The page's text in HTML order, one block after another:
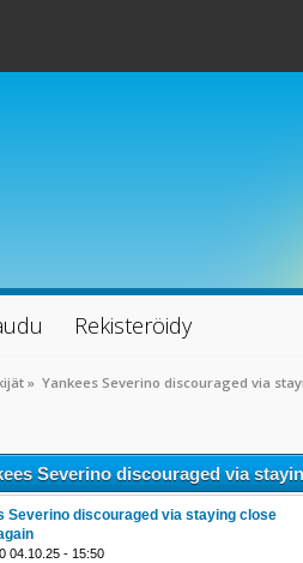
Rekisteröidy
» Yankees Severino discouraged via
Severino discouraged via
Severino discouraged via staying close
04.10.25 - 15:50